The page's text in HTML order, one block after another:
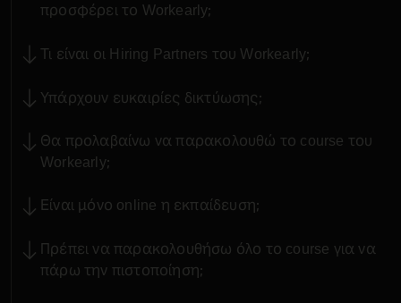
προσφέρει το Workearly;
Τι είναι οι Hiring Partners του Workearly;
Υπάρχουν ευκαιρίες δικτύωσης;
Θα προλαβαίνω να παρακολουθώ το course του
Workearly;
Είναι μόνο online η εκπαίδευση;
Πρέπει να παρακολουθήσω όλο το course για να
πάρω την πιστοποίηση;